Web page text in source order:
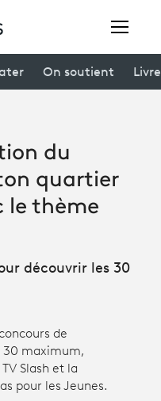
On soutient
du
quartier
le thème
découvrir les 30
de
30 maximum,
Slash et la
pour les Jeunes.